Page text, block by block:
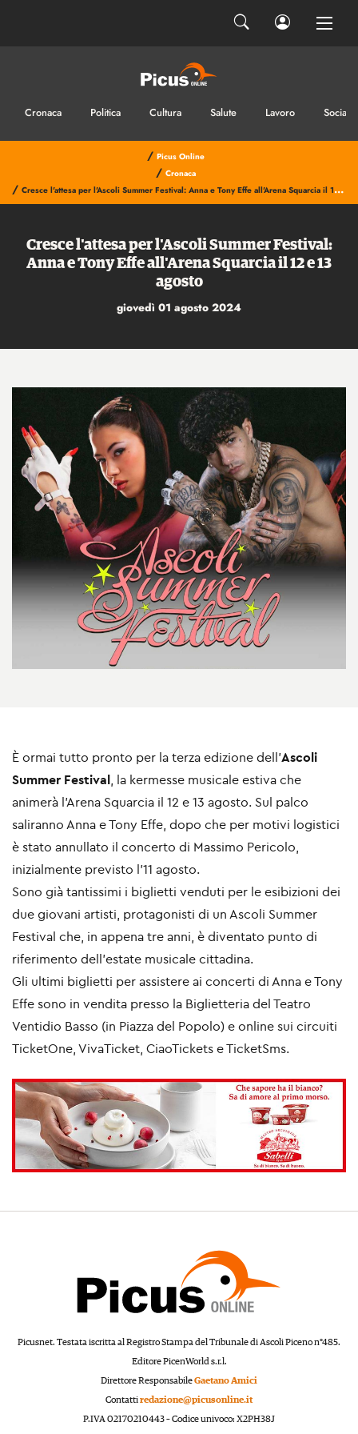
Cronaca Politica Cultura Salute Lavoro Sociale
/ Picus Online
/ Cronaca
/ Cresce l'attesa per l'Ascoli Summer Festival: Anna e Tony Effe all'Arena Squarcia il 12 e 13 agosto
Cresce l'attesa per l'Ascoli Summer Festival:
Anna e Tony Effe all'Arena Squarcia il 12 e 13
agosto
giovedì 01 agosto 2024
È ormai tutto pronto per la terza edizione dell’Ascoli
Summer Festival , la kermesse musicale estiva che
animerà l’Arena Squarcia il 12 e 13 agosto. Sul palco
saliranno Anna e Tony Effe, dopo che per motivi logistici
è stato annullato il concerto di Massimo Pericolo,
inizialmente previsto l’11 agosto.
Sono già tantissimi i biglietti venduti per le esibizioni dei
due giovani artisti, protagonisti di un Ascoli Summer
Festival che, in appena tre anni, è diventato punto di
riferimento dell’estate musicale cittadina.
Gli ultimi biglietti per assistere ai concerti di Anna e Tony
Effe sono in vendita presso la Biglietteria del Teatro
Ventidio Basso (in Piazza del Popolo) e online sui circuiti
TicketOne, VivaTicket, CiaoTickets e TicketSms.
Picusnet. Testata iscritta al Registro Stampa del Tribunale di Ascoli Piceno n°485.
Editore PicenWorld s.r.l.
Direttore ResponsabileGaetano Amici
Contattiredazione@picusonline.it
P.IVA 02170210443 – Codice univoco: X2PH38J